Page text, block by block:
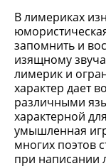
В лимериках
запомнить и
изящному
лимерик и
характер дает
различными
характерной
умышленная
многих поэтов
при написании